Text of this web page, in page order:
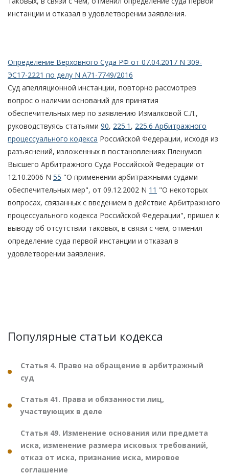
инстанции и отказал в удовлетворении заявления.
Определение Верховного Суда РФ от 07.04.2017 N 309-
ЭС17-2221 по делу N А71-7749/2016
Суд апелляционной инстанции, повторно рассмотрев
вопрос о наличии оснований для принятия
обеспечительных мер по заявлению Измалковой С.Л.,
руководствуясь статьями 90, 225.1 , 225.6 Арбитражного
процессуального кодекса Российской Федерации, исходя из
разъяснений, изложенных в постановлениях Пленумов
Высшего Арбитражного Суда Российской Федерации от
12.10.2006 N 55 "О применении арбитражными судами
обеспечительных мер", от 09.12.2002 N 11 "О некоторых
вопросах, связанных с введением в действие Арбитражного
процессуального кодекса Российской Федерации", пришел к
выводу об отсутствии таковых, в связи с чем, отменил
определение суда первой инстанции и отказал в
удовлетворении заявления.
Популярные статьи кодекса
Статья 4. Право на обращение в арбитражный
суд
Статья 41. Права и обязанности лиц,
участвующих в деле
Статья 49. Изменение основания или предмета
иска, изменение размера исковых требований,
отказ от иска, признание иска, мировое
соглашение